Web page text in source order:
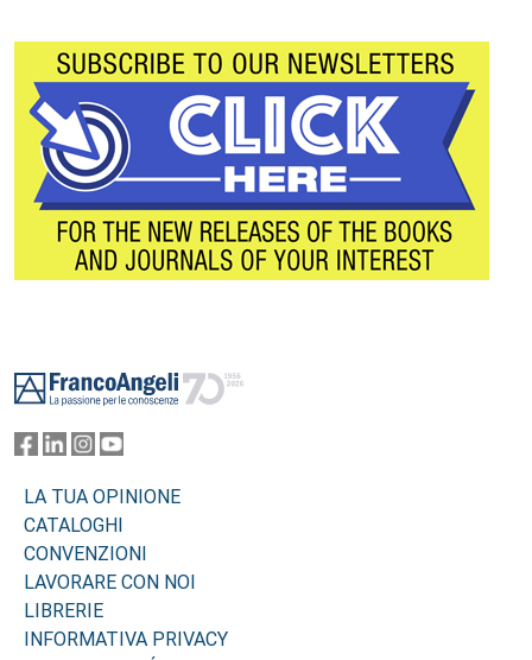
LA TUA OPINIONE
CATALOGHI
CONVENZIONI
LAVORARE CON NOI
LIBRERIE
INFORMATIVA PRIVACY